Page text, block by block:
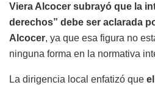
Viera Alcocer subrayó que la
derechos” debe ser aclarada
Alcocer, ya que esa figura no
ninguna forma en la normativa
La dirigencia local enfatizó que